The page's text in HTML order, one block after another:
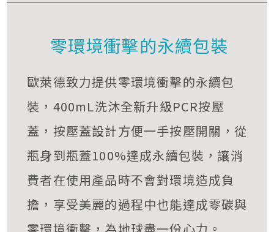
零環境衝擊的永續包裝
歐萊德致力提供零環境衝擊的永續包
裝，400mL洗沐全新升級PCR按壓
蓋，按壓蓋設計方便一手按壓開關，從
瓶身到瓶蓋100%達成永續包裝，讓消
費者在使用產品時不會對環境造成負
擔，享受美麗的過程中也能達成零碳與